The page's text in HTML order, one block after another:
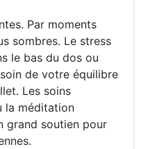
Par moments
sombres. Le stress
le bas du dos ou
de votre équilibre
Les soins
la méditation
grand soutien pour